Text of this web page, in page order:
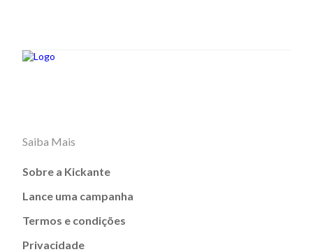
Saiba Mais
Sobre a Kickante
Lance uma campanha
Termos e condições
Privacidade